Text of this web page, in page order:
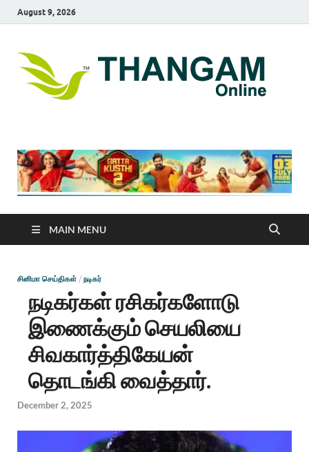
August 9, 2026
MAIN MENU
சினிமா செய்திகள் / நடிகர்
நடிகர்கள் ரசிகர்களோடு
இணைக்கும் செயலியை
சிவகார்த்திகேயன்
தொடங்கி வைத்தார்.
December 2, 2025